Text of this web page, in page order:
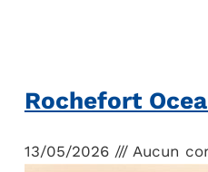
Rochefort
13/05/2026 Aucun